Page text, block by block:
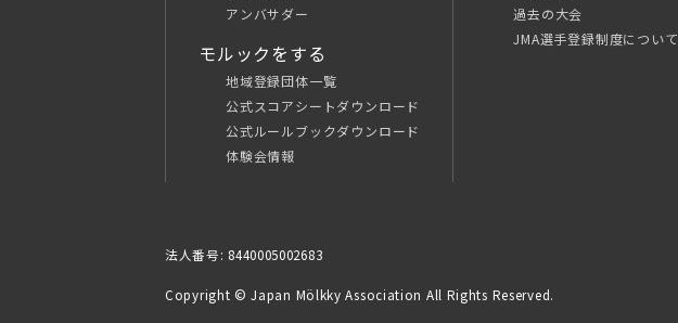
アンバサダー
モルックをする
地域登録団体一覧
公式スコアシートダウンロード
公式ルールブックダウンロード
体験会情報
過去の大会
JMA選手登録制度について
法人番号: 8440005002683
Copyright © Japan Mölkky Association All Rights Reserved.